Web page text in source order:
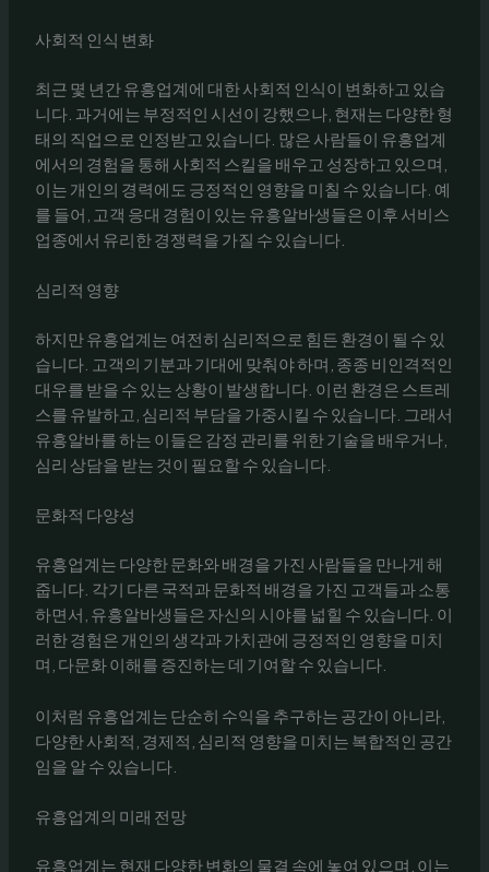
사회적 인식 변화
최근 몇 년간 유흥업계에 대한 사회적 인식이 변화하고 있습
니다. 과거에는 부정적인 시선이 강했으나, 현재는 다양한 형
태의 직업으로 인정받고 있습니다. 많은 사람들이 유흥업계
에서의 경험을 통해 사회적 스킬을 배우고 성장하고 있으며,
이는 개인의 경력에도 긍정적인 영향을 미칠 수 있습니다. 예
를 들어, 고객 응대 경험이 있는 유흥알바생들은 이후 서비스
업종에서 유리한 경쟁력을 가질 수 있습니다.
심리적 영향
하지만 유흥업계는 여전히 심리적으로 힘든 환경이 될 수 있
습니다. 고객의 기분과 기대에 맞춰야 하며, 종종 비인격적인
대우를 받을 수 있는 상황이 발생합니다. 이런 환경은 스트레
스를 유발하고, 심리적 부담을 가중시킬 수 있습니다. 그래서
유흥알바를 하는 이들은 감정 관리를 위한 기술을 배우거나,
심리 상담을 받는 것이 필요할 수 있습니다.
문화적 다양성
유흥업계는 다양한 문화와 배경을 가진 사람들을 만나게 해
줍니다. 각기 다른 국적과 문화적 배경을 가진 고객들과 소통
하면서, 유흥알바생들은 자신의 시야를 넓힐 수 있습니다. 이
러한 경험은 개인의 생각과 가치관에 긍정적인 영향을 미치
며, 다문화 이해를 증진하는 데 기여할 수 있습니다.
이처럼 유흥업계는 단순히 수익을 추구하는 공간이 아니라,
다양한 사회적, 경제적, 심리적 영향을 미치는 복합적인 공간
임을 알 수 있습니다.
유흥업계의 미래 전망
유흥업계는 현재 다양한 변화의 물결 속에 놓여 있으며, 이는